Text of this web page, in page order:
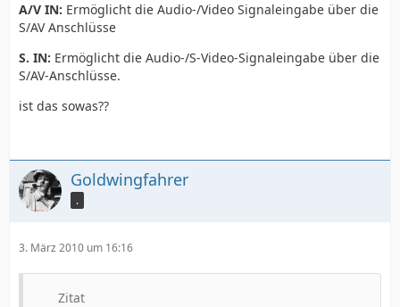
A/V IN: Ermöglicht die Audio-/Video Signaleingabe über die
S/AV Anschlüsse
S. IN: Ermöglicht die Audio-/S-Video-Signaleingabe über die
S/AV-Anschlüsse.
ist das sowas??
Goldwingfahrer
.
3. März 2010 um 16:16
Zitat